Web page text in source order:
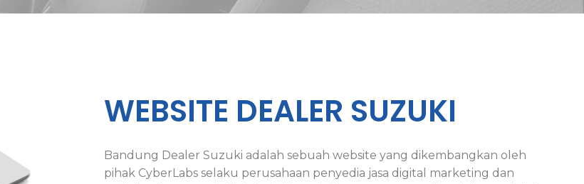
WEBSITE DEALER SUZUKI
Bandung Dealer Suzuki adalah sebuah website yang dikembangkan oleh
pihak CyberLabs selaku perusahaan penyedia jasa digital marketing dan